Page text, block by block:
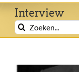
Interview
Zoeken
naar: